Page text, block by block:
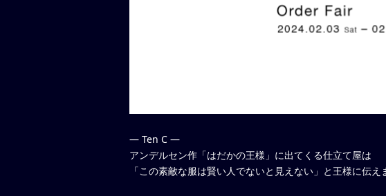
— Ten C —
アンデルセン作「はだかの王様」に出てくる仕立て屋は
「この素敵な服は賢い人でないと見えない」と王様に伝え